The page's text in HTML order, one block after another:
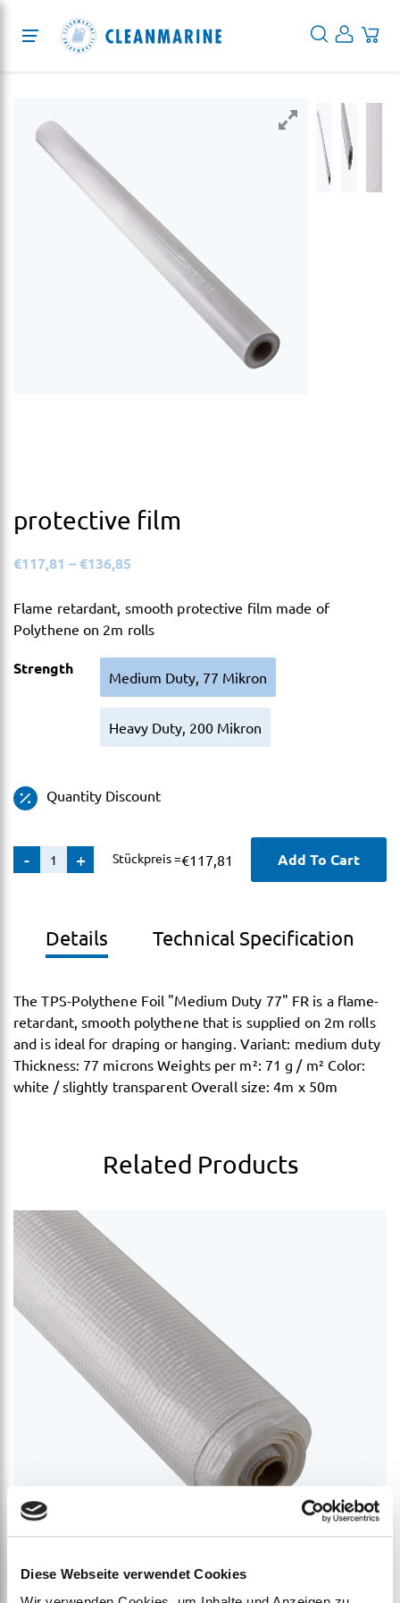
Diese Webseite verwendet Cookies
About
Blog
protective film
€117,81 – €136,85
Flame retardant, smooth protective film made of
Polythene on 2m rolls
Strength Medium Duty, 77 Mikron
Heavy Duty, 200 Mikron
Quantity Discount
-
protective
film
+ Stückpreis =€117,81 Add To Cart
Details Technical Specification
The TPS-Polythene Foil "Medium Duty 77" FR is a flame-
retardant, smooth polythene that is supplied on 2m rolls
and is ideal for draping or hanging. Variant: medium duty
Thickness: 77 microns Weights per m²: 71 g / m² Color:
white / slightly transparent Overall size: 4m x 50m
Related Products